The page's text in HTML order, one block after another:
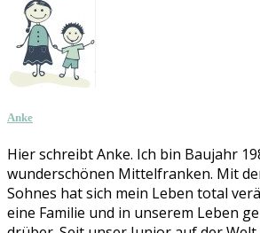
Anke
Hier schreibt Anke. Ich bin Baujahr
wunderschönen Mittelfranken. Mit
Sohnes hat sich mein Leben total
eine Familie und in unserem Leben